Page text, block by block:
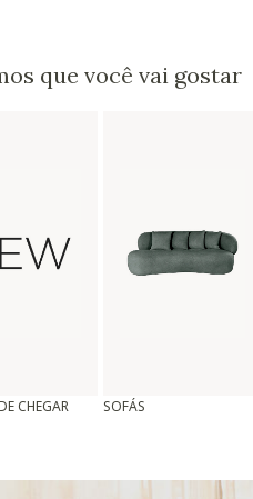
que você vai gostar
CHEGAR SOFÁS